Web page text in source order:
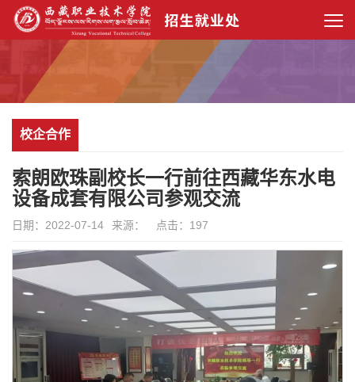
校企合作
索朗欧珠副校长一行前往西藏华东水电
设备成套有限公司参观交流
日期：2022-07-14 来源： 点击： 197